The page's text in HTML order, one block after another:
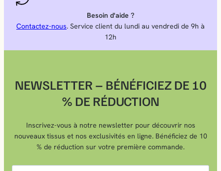
Besoin d'aide ?
Contactez-nous. Service client du lundi au vendredi de 9h à
12h
NEWSLETTER – BÉNÉFICIEZ DE 10
% DE RÉDUCTION
Inscrivez-vous à notre newsletter pour découvrir nos
nouveaux tissus et nos exclusivités en ligne. Bénéficiez de 10
% de réduction sur votre première commande.